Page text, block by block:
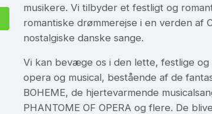
musikere. Vi tilbyder et festligt og
romantiske drømmerejse i en verden af
nostalgiske danske sange.
Vi kan bevæge os i den lette, festlige og
opera og musical, bestående af de
BOHEME, de hjertevarmende
PHANTOME OF OPERA og flere. De